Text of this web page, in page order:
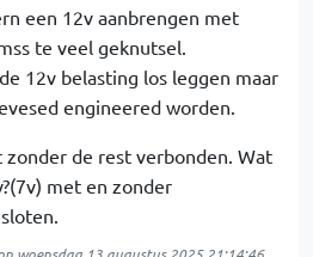
een 12v aanbrengen met
te veel geknutsel.
12v belasting los leggen maar
engineered worden.
zonder de rest verbonden. Wat
met en zonder